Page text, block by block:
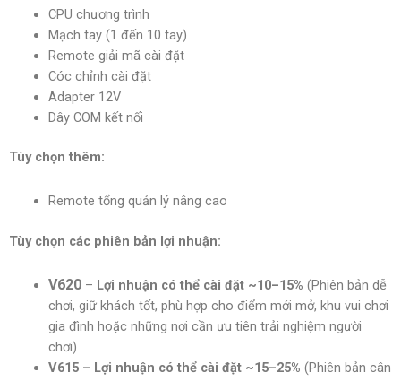
CPU chương trình
Mạch tay (1 đến 10 tay)
Remote giải mã cài đặt
Cóc chỉnh cài đặt
Adapter 12V
Dây COM kết nối
Tùy chọn thêm:
Remote tổng quản lý nâng cao
Tùy chọn các phiên bản lợi nhuận:
V620 – Lợi nhuận có thể cài đặt ~10–15% (Phiên bản dễ
chơi, giữ khách tốt, phù hợp cho điểm mới mở, khu vui chơi
gia đình hoặc những nơi cần ưu tiên trải nghiệm người
chơi)
V615 – Lợi nhuận có thể cài đặt ~15–25% (Phiên bản cân